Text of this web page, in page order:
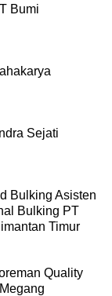
Bumi
Sejati
Bulking Asisten
Bulking PT
Timur
Quality